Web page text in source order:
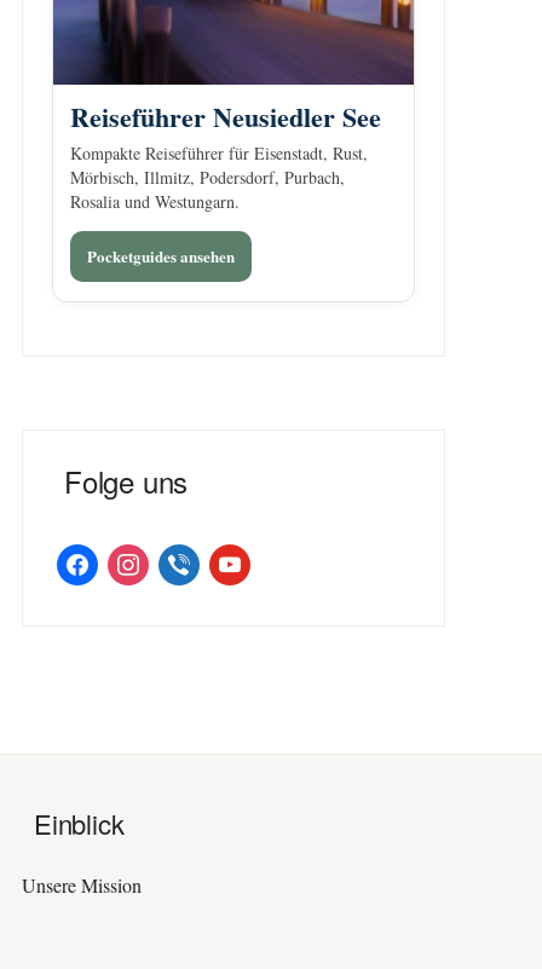
Reiseführer Neusiedler See
Kompakte Reiseführer für Eisenstadt, Rust,
Mörbisch, Illmitz, Podersdorf, Purbach,
Rosalia und Westungarn.
Pocketguides ansehen
Folge uns
facebookinstagramviber youtube
Einblick
Unsere Mission